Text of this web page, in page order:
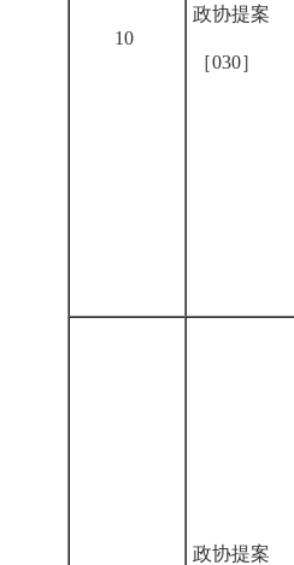
10
政协提案
［030］
政协提案